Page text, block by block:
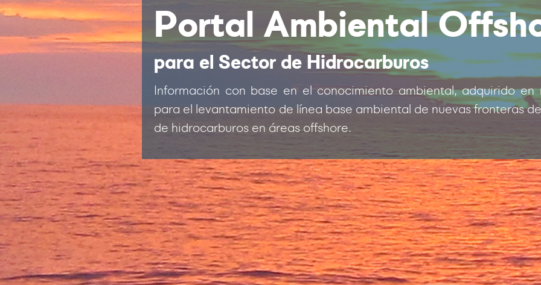
Portal Ambiental
para el Sector de Hidrocarburos
Información con base en el conocimiento ambiental, adquirido en
para el levantamiento de línea base ambiental de nuevas fronteras
de hidrocarburos en áreas offshore.